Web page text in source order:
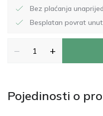
Bez plaćanja unaprijed
Besplatan povrat
− +
Pojedinosti o